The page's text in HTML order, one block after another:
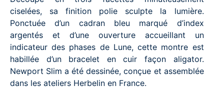
ciselées, sa finition polie sculpte la lumière.
Ponctuée d’un cadran bleu marqué d’index
argentés et d’une ouverture accueillant un
indicateur des phases de Lune, cette montre est
habillée d’un bracelet en cuir façon aligator.
Newport Slim a été dessinée, conçue et assemblée
dans les ateliers Herbelin en France.